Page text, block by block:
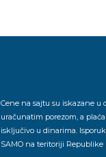
Cene na sajtu su iskazane u
uračunatim porezom, a
isključivo u dinarima.
SAMO na teritoriji Republike